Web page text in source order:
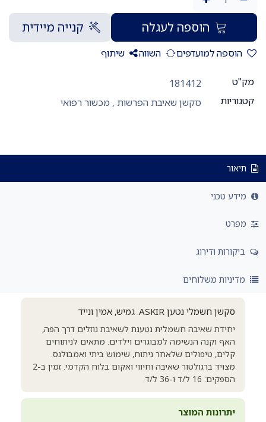
הוספה לעגלה קנייה מיידית
הוספה למועדפים השווה שיתוף
מק"ט
181412
קטגוריות
סקשן שאיבת הפרשות , מכשור רפואי
תיאור
מידע טכני
מפרט
ביקורות ודירוג
מדיניות משלוחים
סקשן חשמלי נטען ASKIR. גמיש, אמין ונייד
יחידת שאיבה חשמלית נטענת לשאיבת נוזלים דרך הפה,
האף וקנה הנשימה למבוגרים וילדים. מתאים לניתוחים
קלים, טיפולים שלאחר ניתוח, שימוש ביתי ואמבולנס.
מצויד ברגולטור שאיבה וחיווי ואקום בלוח הקדמי. זמין ב-2
הספקים: 16 ל/ד ו-36 ל/ד.
יתרונות המוצר